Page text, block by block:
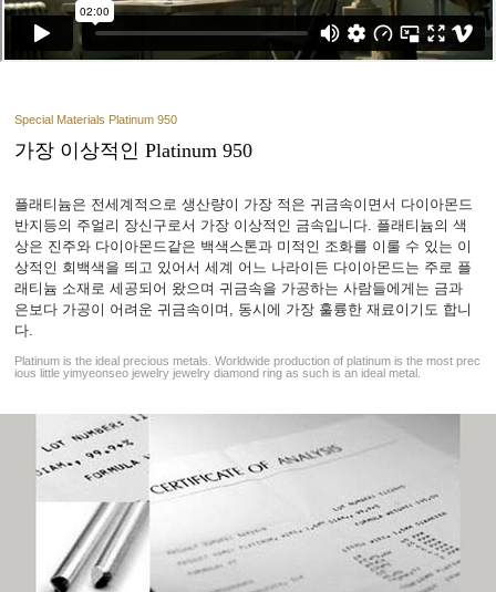
Special Materials Platinum 950
가장 이상적인 Platinum 950
플래티늄은 전세계적으로 생산량이 가장 적은 귀금속이면서 다이아몬드
반지등의 주얼리 장신구로서 가장 이상적인 금속입니다. 플래티늄의 색
상은 진주와 다이아몬드같은 백색스톤과 미적인 조화를 이룰 수 있는 이
상적인 회백색을 띄고 있어서 세계 어느 나라이든 다이아몬드는 주로 플
래티늄 소재로 세공되어 왔으며 귀금속을 가공하는 사람들에게는 금과
은보다 가공이 어려운 귀금속이며, 동시에 가장 훌륭한 재료이기도 합니
다.
Platinum is the ideal precious metals. Worldwide production of platinum is the most prec
ious little yimyeonseo jewelry jewelry diamond ring as such is an ideal metal.